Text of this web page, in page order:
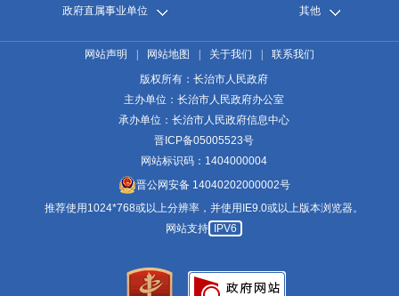
政府直属事业单位 其他
网站声明 网站地图 关于我们
联系我们
版权所有：长治市人民政府
主办单位：长治市人民政府办公室
承办单位：长治市人民政府信息中心
晋ICP备05005523号
网站标识码：1404000004
晋公网安备 14040202000002号
推荐使用1024*768或以上分辨率，并使用IE9.0或以上版本浏览器。
网站支持
IPV6